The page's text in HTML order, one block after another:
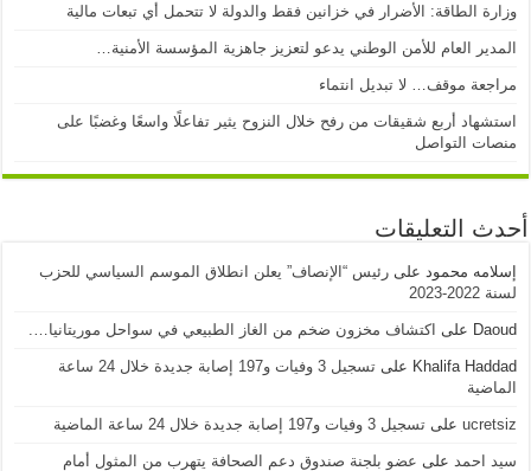
وزارة الطاقة: الأضرار في خزانين فقط والدولة لا تتحمل أي تبعات مالية
المدير العام للأمن الوطني يدعو لتعزيز جاهزية المؤسسة الأمنية…
مراجعة موقف… لا تبديل انتماء
استشهاد أربع شقيقات من رفح خلال النزوح يثير تفاعلًا واسعًا وغضبًا على
منصات التواصل
أحدث التعليقات
إسلامه محمود علىرئيس “الإنصاف” يعلن انطلاق الموسم السياسي للحزب
لسنة 2022-2023
Daoud على اكتشاف مخزون ضخم من الغاز الطبيعي في سواحل موريتانيا….
Khalifa Haddad على
تسجيل 3 وفيات و197 إصابة جديدة خلال 24 ساعة
الماضية
ucretsiz علىتسجيل 3 وفيات و197 إصابة جديدة خلال 24 ساعة الماضية
سيد احمد على عضو بلجنة صندوق دعم الصحافة يتهرب من المثول أمام